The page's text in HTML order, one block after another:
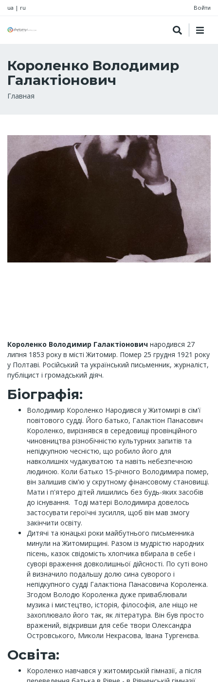
ua | ru Войти
Короленко Володимир
Галактіонович
Строка
Главная
Короленко Володимир Галактіонович народився 27
липня 1853 року в місті Житомир. Помер 25 грудня 1921 року
у Полтаві. Російський та український письменник, журналіст,
публіцист і громадський діяч.
Біографія:
Володимир Короленко Народився у Житомирі в сім'ї
повітового судді. Його батько, Галактіон Панасович
Короленко, вирізнявся в середовищі провінційного
чиновництва різнобічністю культурних запитів та
непідкупною чесністю, що робило його для
навколишніх чудакуватою та навіть небезпечною
людиною. Коли батько 15-річного Володимира помер,
він залишив сім'ю у скрутному фінансовому становищі.
Мати і п'ятеро дітей лишились без будь-яких засобів
до існування. Тоді матері Володимира довелось
застосувати героїчні зусилля, щоб він мав змогу
закінчити освіту.
Дитячі та юнацькі роки майбутнього письменника
минули на Житомирщині. Разом із мудрістю народних
пісень, казок свідомість хлопчика вбирала в себе і
суворі враження довколишньої дійсності. По суті воно
й визначило подальшу долю сина суворого і
непідкупного судді Галактіона Панасовича Короленка.
Згодом Володю Короленка дуже приваблювали
музика і мистецтво, історія, філософія, але ніщо не
захоплювало його так, як література. Він був просто
вражений, відкривши для себе твори Олександра
Островського, Миколи Некрасова, Івана Тургенєва.
Освіта:
Короленко навчався у житомирській гімназії, а після